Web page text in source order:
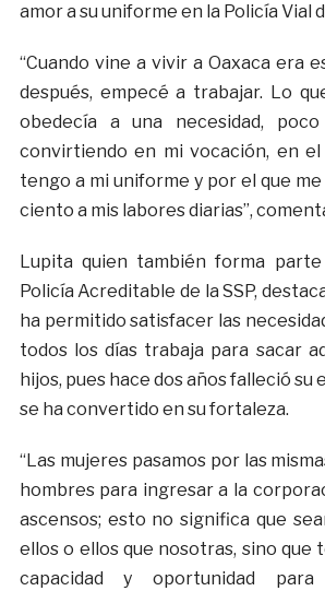
amor a su uniforme en la Policía Vial
“Cuando vine a vivir a Oaxaca era
después, empecé a trabajar. Lo
obedecía a una necesidad,
convirtiendo en mi vocación, en
tengo a mi uniforme y por el que
ciento a mis labores diarias”,
Lupita quien también forma
Policía Acreditable de la SSP,
ha permitido satisfacer las
todos los días trabaja para sacar
hijos, pues hace dos años falleció su
se ha convertido en su fortaleza.
“Las mujeres pasamos por las
hombres para ingresar a la
ascensos; esto no significa que
ellos o ellos que nosotras, sino que
capacidad y oportunidad